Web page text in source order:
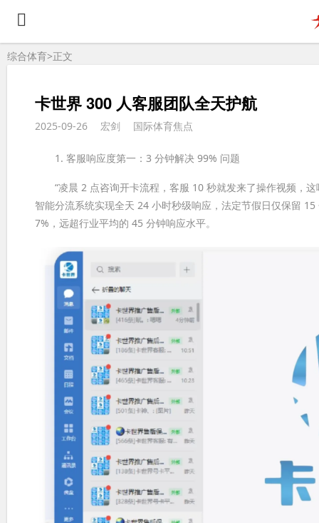
综合体育>正文
卡世界 300 人客服团队全天护航
2025-09-26 宏剑 国际体育焦点
1. 客服响应度第一：3 分钟解决 99% 问题
“凌晨 2 点咨询开卡流程，客服 10 秒就发来了操作视频，这
智能分流系统实现全天 24 小时秒级响应，法定节假日仅保留
7%，远超行业平均的 45 分钟响应水平。